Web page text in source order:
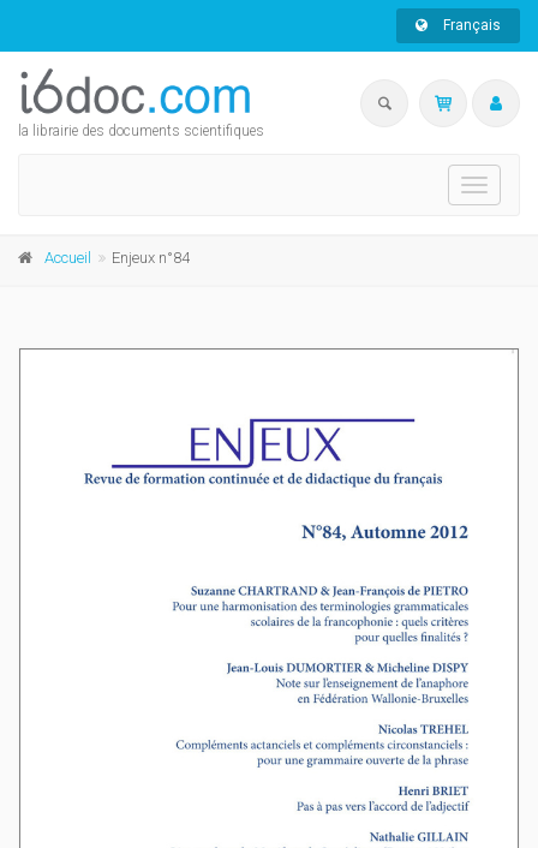
Français
la librairie des documents scientifiques
Toggle
Accueil Enjeux n°84